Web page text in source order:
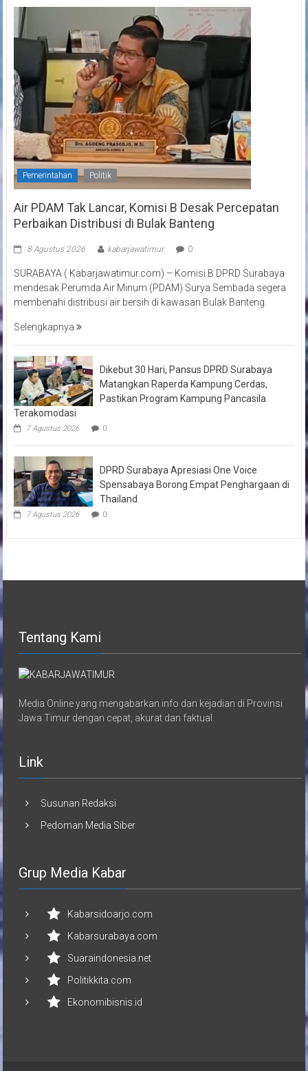
Pemerintahan Politik
Air PDAM Tak Lancar, Komisi B Desak Percepatan
Perbaikan Distribusi di Bulak Banteng
8 Agustus 2026 kabarjawatimur 0
SURABAYA ( Kabarjawatimur.com) – Komisi B DPRD Surabaya
mendesak Perumda Air Minum (PDAM) Surya Sembada segera
membenahi distribusi air bersih di kawasan Bulak Banteng.
Selengkapnya
Dikebut 30 Hari, Pansus DPRD Surabaya
Matangkan Raperda Kampung Cerdas,
Pastikan Program Kampung Pancasila
Terakomodasi
7 Agustus 2026 0
DPRD Surabaya Apresiasi One Voice
Spensabaya Borong Empat Penghargaan di
Thailand
7 Agustus 2026 0
Tentang Kami
Media Online yang mengabarkan info dan kejadian di Provinsi
Jawa Timur dengan cepat, akurat dan faktual.
Link
Susunan Redaksi
Pedoman Media Siber
Grup Media Kabar
Kabarsidoarjo.com
Kabarsurabaya.com
Suaraindonesia.net
Politikkita.com
Ekonomibisnis.id